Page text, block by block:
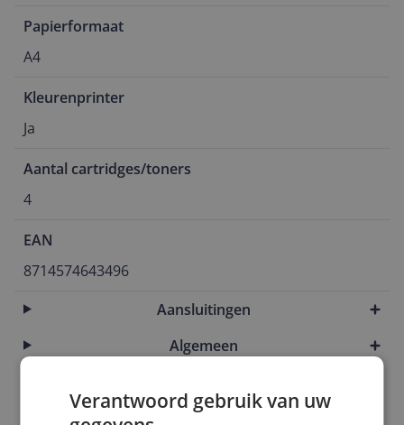
Papierformaat
A4
Kleurenprinter
Ja
Aantal cartridges/toners
4
EAN
8714574643496
Aansluitingen
Algemeen
Draadloze verbindingen
Verantwoord gebruik van uw